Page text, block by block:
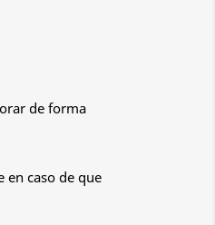
de forma
en caso de que